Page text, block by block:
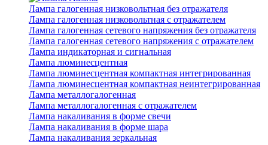
Лампа галогенная низковольтная без отражателя
Лампа галогенная низковольтная с отражателем
Лампа галогенная сетевого напряжения без отражателя
Лампа галогенная сетевого напряжения с отражателем
Лампа индикаторная и сигнальная
Лампа люминесцентная
Лампа люминесцентная компактная интегрированная
Лампа люминесцентная компактная неинтегрированная
Лампа металлогалогенная
Лампа металлогалогенная с отражателем
Лампа накаливания в форме свечи
Лампа накаливания в форме шара
Лампа накаливания зеркальная